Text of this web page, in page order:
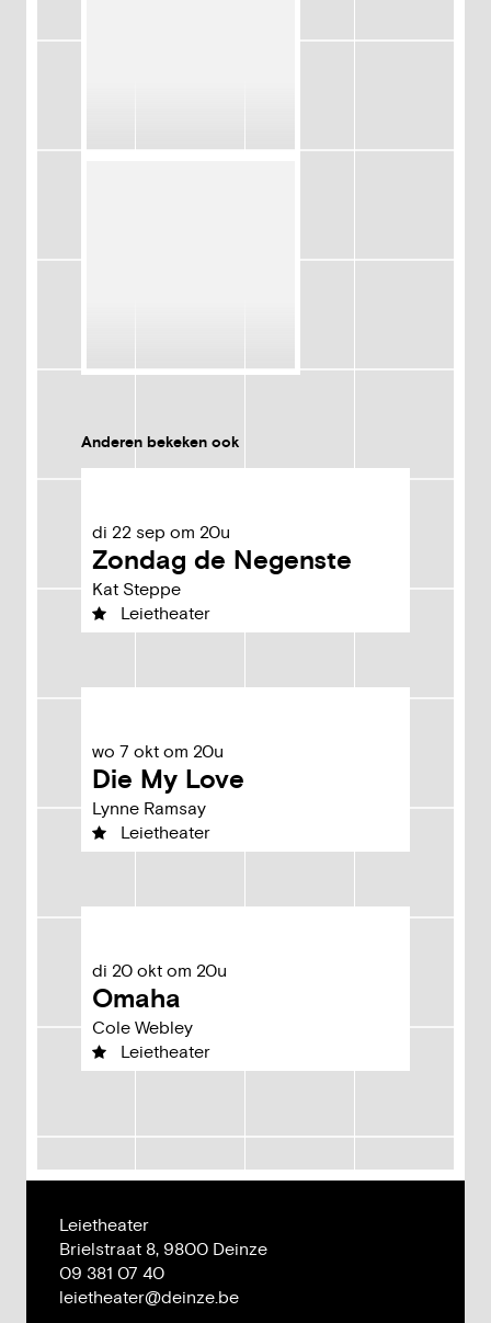
Anderen bekeken ook
di 22 sep om 20u
Zondag de Negenste
Kat Steppe
Leietheater
wo 7 okt om 20u
Die My Love
Lynne Ramsay
Leietheater
di 20 okt om 20u
Omaha
Cole Webley
Leietheater
Leietheater
Adres
Brielstraat 8, 9800 Deinze
Tel.
09 381 07 40
E-
leietheater@deinze.be